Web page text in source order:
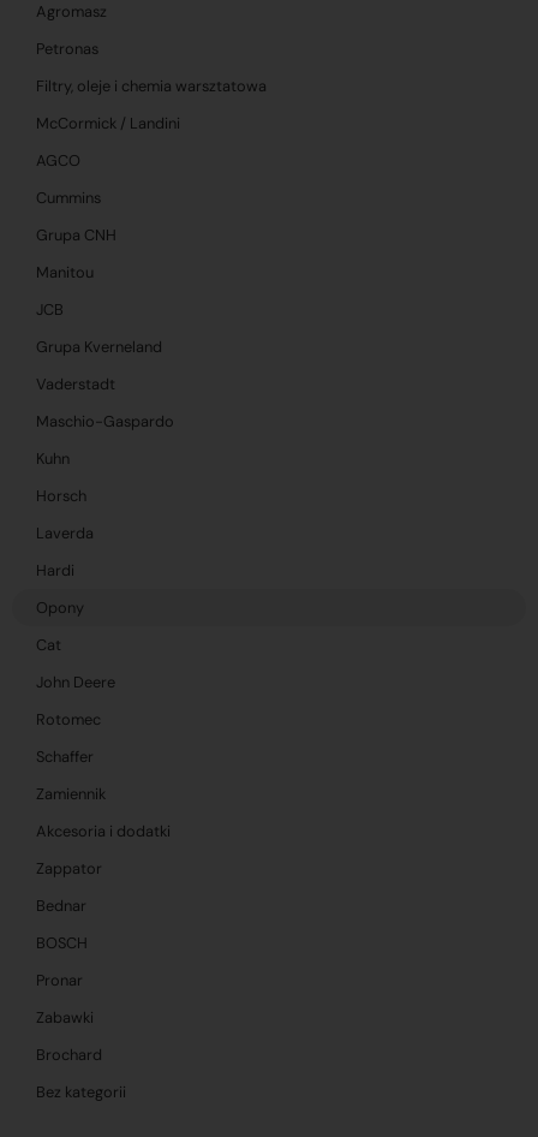
Agromasz
Petronas
Filtry, oleje i chemia warsztatowa
McCormick / Landini
AGCO
Cummins
Grupa CNH
Manitou
JCB
Grupa Kverneland
Vaderstadt
Maschio-Gaspardo
Kuhn
Horsch
Laverda
Hardi
Opony
Cat
John Deere
Rotomec
Schaffer
Zamiennik
Akcesoria i dodatki
Zappator
Bednar
BOSCH
Pronar
Zabawki
Brochard
Bez kategorii